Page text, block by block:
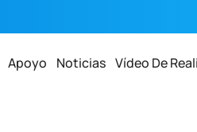
Apoyo Noticias Vídeo De